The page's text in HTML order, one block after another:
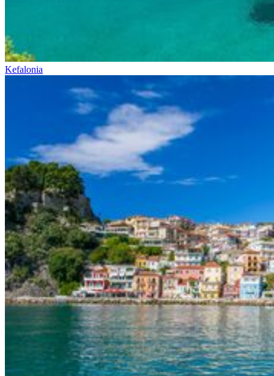
Kefalonia